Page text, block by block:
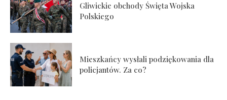
Gliwickie obchody Święta Wojska
Polskiego
Mieszkańcy wysłali podziękowania dla
policjantów. Za co?